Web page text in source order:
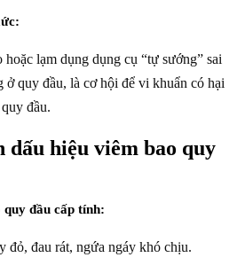
lạm dụng dụng cụ “tự sướng” sai
ở quy đầu, là cơ hội để vi khuẩn có hại
đầu.
dấu hiệu viêm bao quy
quy đầu cấp tính:
đỏ, đau rát, ngứa ngáy khó chịu.